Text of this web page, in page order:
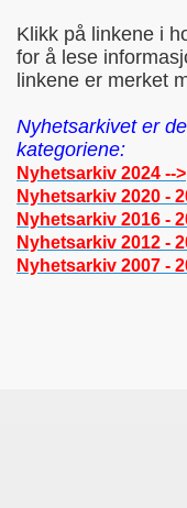
Klikk på linkene i
for å lese
linkene er merket
Nyhetsarkivet er
kategoriene:
Nyhetsarkiv 2024 -->
Nyhetsarkiv 2020 -
Nyhetsarkiv 2016 -
Nyhetsarkiv 2012 -
Nyhetsarkiv 2007 -